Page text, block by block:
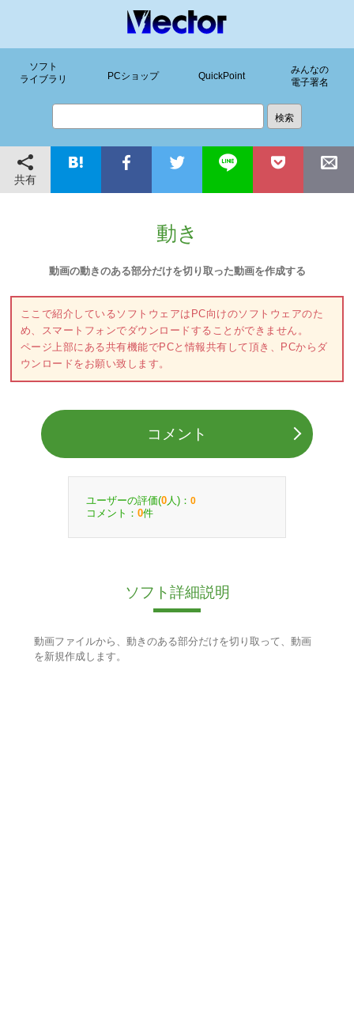
ソフト
ライブラリ
PCショップ QuickPoint
みんなの
電子署名
共有
動き
動画の動きのある部分だけを切り取った動画を作成する
ここで紹介しているソフトウェアはPC向けのソフトウェアのた
め、スマートフォンでダウンロードすることができません。
ページ上部にある共有機能でPCと情報共有して頂き、PCからダ
ウンロードをお願い致します。
コメント
ユーザーの評価(0 人)： 0
コメント： 0件
ソフト詳細説明
動画ファイルから、動きのある部分だけを切り取って、動画
を新規作成します。